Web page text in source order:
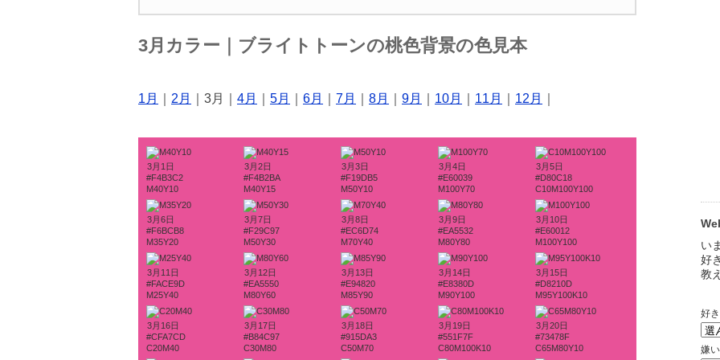
3月カラー｜ブライトトーンの桃色背景の色見本
1月 2月 ｜3月｜ 4月 5月 6月 7月 8月 9月 10月 11月 12月
3月1日
#F4B3C2
M40Y10
3月2日
#F4B2BA
M40Y15
3月3日
#F19DB5
M50Y10
3月4日
#E60039
M100Y70
3月5日
#D80C18
C10M100Y100
3月6日
#F6BCB8
M35Y20
3月7日
#F29C97
M50Y30
3月8日
#EC6D74
M70Y40
3月9日
#EA5532
M80Y80
3月10日
#E60012
M100Y100
3月11日
#FACE9D
M25Y40
3月12日
#EA5550
M80Y60
3月13日
#E94820
M85Y90
3月14日
#E8380D
M90Y100
3月15日
#D8210D
M95Y100K10
3月16日
#CFA7CD
C20M40
3月17日
#B84C97
C30M80
3月18日
#915DA3
C50M70
3月19日
#551F7F
C80M100K10
3月20日
#73478F
C65M80Y10